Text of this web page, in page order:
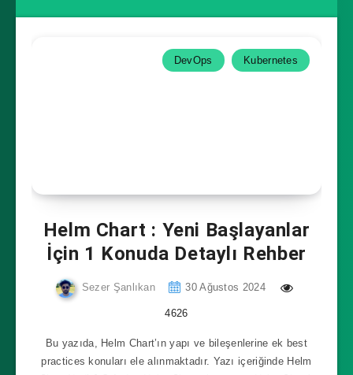
DevOps Kubernetes
Helm Chart : Yeni Başlayanlar
İçin 1 Konuda Detaylı Rehber
Sezer Şanlıkan 30 Ağustos 2024
4626
Bu yazıda, Helm Chart’ın yapı ve bileşenlerine ek best
practices konuları ele alınmaktadır. Yazı içeriğinde Helm